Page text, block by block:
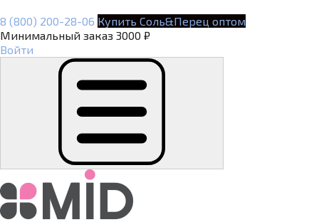
8 (800) 200-28-06 Купить Соль&Перец оптом
Минимальный заказ 3000 ₽
Войти